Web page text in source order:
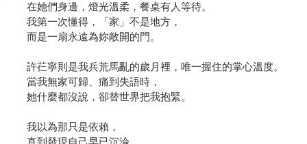
在她們身邊，燈光溫柔，餐桌有人等待。
我第一次懂得，「家」不是地方，
而是一扇永遠為妳敞開的門。
許芢寧則是我兵荒馬亂的歲月裡，唯一握住的掌心溫度。
當我無家可歸、痛到失語時，
她什麼都沒說，卻替世界把我抱緊。
我以為那只是依賴，
直到發現自己早已沉淪。